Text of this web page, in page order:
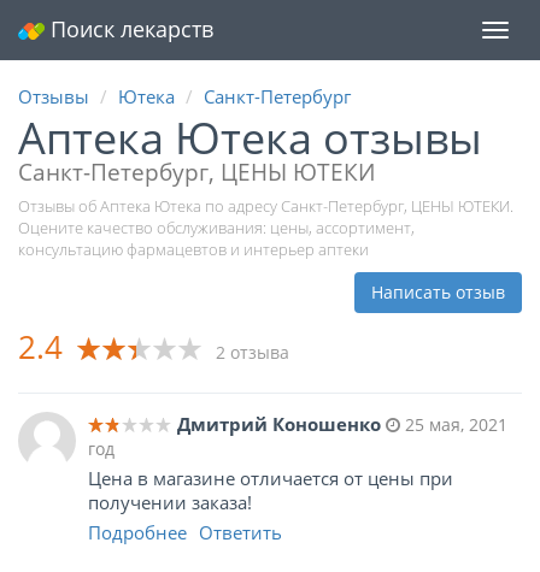
Поиск лекарств
Отзывы Ютека Санкт-Петербург
Аптека Ютека отзывы
Санкт-Петербург, ЦЕНЫ ЮТЕКИ
Отзывы об Аптека Ютека по адресу Санкт-Петербург, ЦЕНЫ ЮТЕКИ.
Оцените качество обслуживания: цены, ассортимент,
консультацию фармацевтов и интерьер аптеки
Написать отзыв
2.4 2 отзыва
Дмитрий Коношенко
25 мая, 2021
год
Цена в магазине отличается от цены при
получении заказа!
Подробнее Ответить